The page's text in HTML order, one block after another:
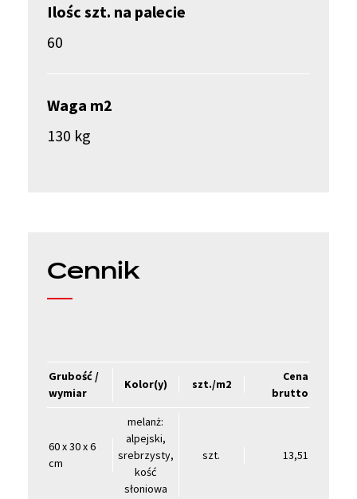
Ilośc szt. na palecie
60
Waga m2
130 kg
Cennik
Grubość /
wymiar
Kolor(y) szt./m2
Cena
brutto
60 x 30 x 6
cm
melanż:
alpejski,
srebrzysty,
kość
słoniowa
szt. 13,51